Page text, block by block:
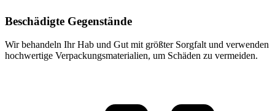
Beschädigte Gegenstände
Wir behandeln Ihr Hab und Gut mit größter Sorgfalt und verwenden
hochwertige Verpackungsmaterialien, um Schäden zu vermeiden.